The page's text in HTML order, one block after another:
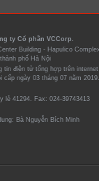
ty Cổ phần VCCorp.
Building - Hapulico
phố Hà Nội
tin điện tử tổng hợp trên
cấp ngày 03 tháng 07 năm 2019.
lẻ 41294. Fax: 024-39743413
Bà Nguyễn Bích Minh